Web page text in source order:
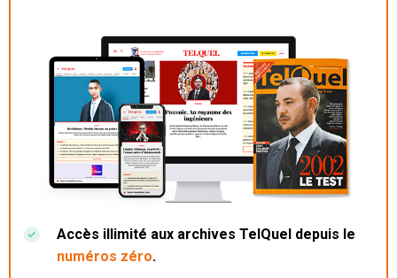
Accès illimité aux archives TelQuel depuis le
numéros zéro.